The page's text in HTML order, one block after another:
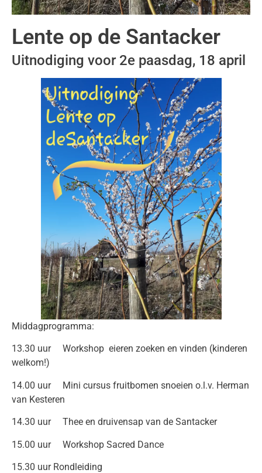
Lente op de Santacker
Uitnodiging voor 2e paasdag, 18 april
Middagprogramma:
13.30 uur Workshop eieren zoeken en vinden (kinderen
welkom!)
14.00 uur Mini cursus fruitbomen snoeien o.l.v. Herman
van Kesteren
14.30 uur Thee en druivensap van de Santacker
15.00 uur Workshop Sacred Dance
15.30 uur Rondleiding